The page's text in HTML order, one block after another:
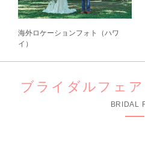
海外ロケーションフォト（ハワ
イ）
ブライダルフェ
BRIDAL